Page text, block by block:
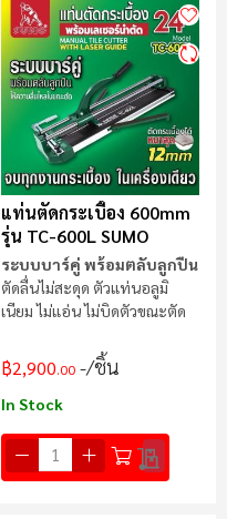
แท่นตัดกระเบื้อง 600mm
รุ่น TC-600L SUMO
ระบบบาร์คู่ พร้อมตลับลูกปืน
ตัดลื่นไม่สะดุด ตัวแท่นอลูมิ
เนียม ไม่แอ่น ไม่บิดตัวขณะตัด
฿2,900.00 /ชิ้น
In Stock